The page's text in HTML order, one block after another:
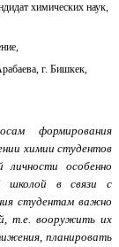
химических наук,
г. Бишкек,
формирования
химии студентов
личности особенно
школой в связи с
студентам важно
т.е. вооружить их
планировать